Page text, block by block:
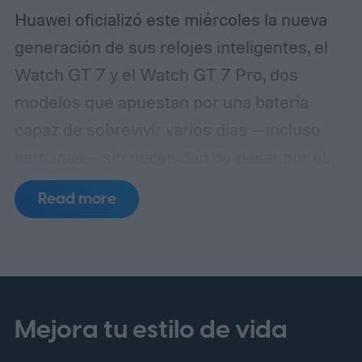
Huawei oficializó este miércoles la nueva
generación de sus relojes inteligentes, el
Watch GT 7 y el Watch GT 7 Pro, dos
modelos que apuestan por una batería
cargador. El lanzamiento, realizado
inicialmente para el mercado chino,
correas renovadas.El modelo Pro conserva
una pantalla AMOLED de 1,47 pulgadas
Read more
Mejora tu estilo de vida